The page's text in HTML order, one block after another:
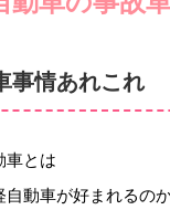
事情あれこれ
車とは
自動車が好まれるの